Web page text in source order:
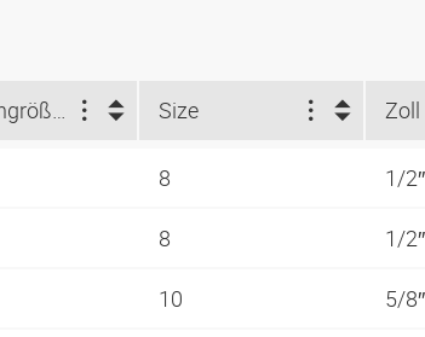
Flanschgröße (") Size Zoll
8 1/2″
8 1/2″
10 5/8″